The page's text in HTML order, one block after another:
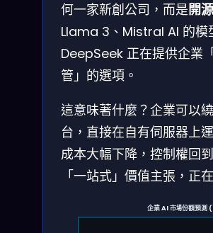
何一家新創公司，而是開
Llama 3、Mistral AI 的模
DeepSeek 正在提供企業
管」的選項。
這意味著什麼？企業可以
台，直接在自有伺服器上
成本大幅下降，控制權回
「一站式」價值主張，正
企業 AI 市場份額預